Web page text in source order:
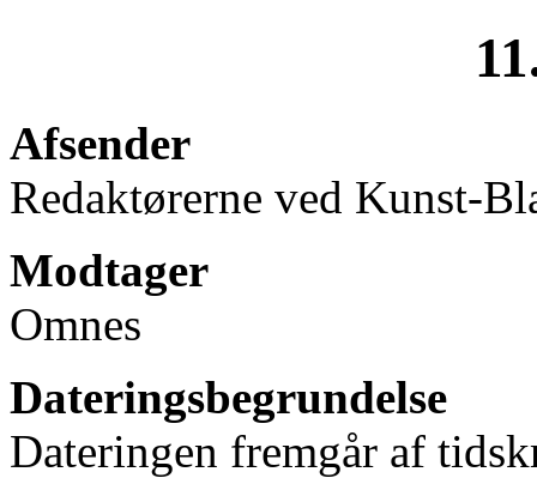
Afsender
Redaktørerne ved Kunst-
Modtager
Omnes
Dateringsbegrundelse
Dateringen fremgår af